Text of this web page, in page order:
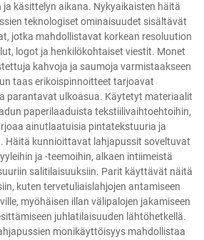
käsittelyn aikana. Nykyaikaisten häitä
teknologiset ominaisuudet sisältävät
jotka mahdollistavat korkean resoluution
logot ja henkilökohtaiset viestit. Monet
kahvoja ja saumoja varmistaakseen
taas erikoispinnoitteet tarjoavat
parantavat ulkoasua. Käytetyt materiaalit
paperilaaduista tekstiilivaihtoehtoihin,
ainutlaatuisia pintatekstuuria ja
Häitä kunnioittavat lahjapussit soveltuvat
ja -teemoihin, alkaen intiimeistä
salitilaisuuksiin. Parit käyttävät näitä
kuten tervetuliaislahjojen antamiseen
myöhäisen illan välipalojen jakamiseen
juhlatilaisuuden lähtöhetkellä.
monikäyttöisyys mahdollistaa